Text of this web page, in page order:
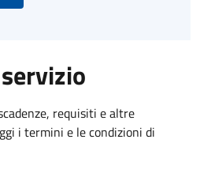
requisiti e altre
i termini e le condizioni di